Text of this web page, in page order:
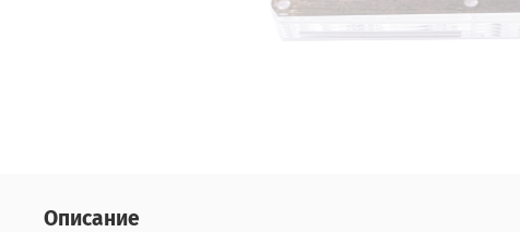
Описание